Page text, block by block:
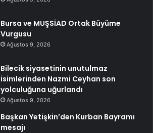
Bursa ve MUŞSİAD Ortak Büyüme
Vurgusu
Ağustos 9, 2026
Bilecik siyasetinin unutulmaz
isimlerinden Nazmi Ceyhan son
yolculuğuna uğurlandı
Ağustos 9, 2026
Başkan Yetişkin’den Kurban Bayramı
mesajı